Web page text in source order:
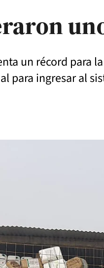
un récord para
para ingresar al